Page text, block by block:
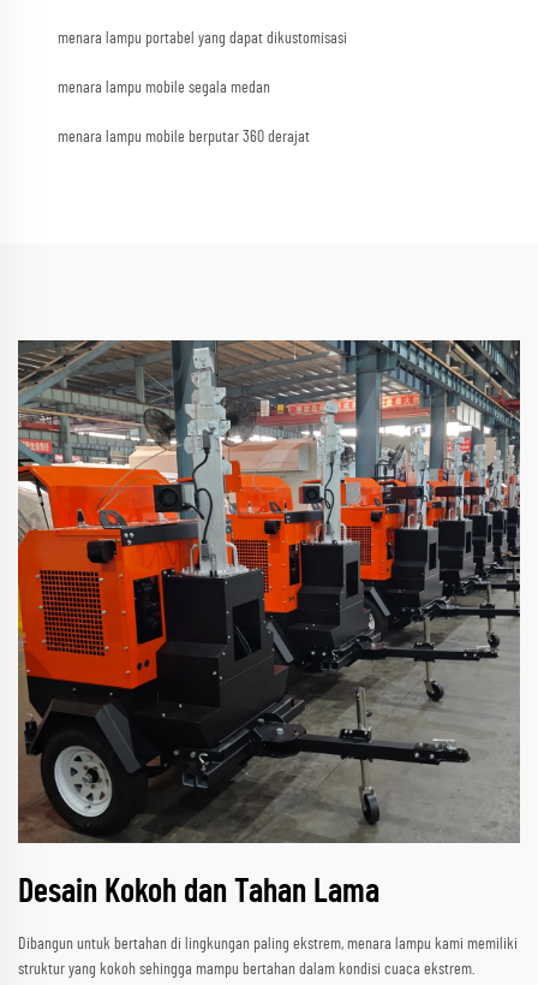
menara lampu portabel yang dapat dikustomisasi
menara lampu mobile segala medan
menara lampu mobile berputar 360 derajat
Desain Kokoh dan Tahan Lama
Dibangun untuk bertahan di lingkungan paling ekstrem, menara lampu kami memiliki
struktur yang kokoh sehingga mampu bertahan dalam kondisi cuaca ekstrem.